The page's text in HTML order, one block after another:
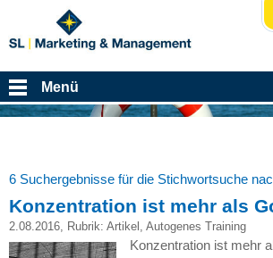
Menü
6 Suchergebnisse für die Stichwortsuche
Konzentration ist mehr als
2.08.2016, Rubrik: Artikel , Autogenes Training
Konzentration ist mehr